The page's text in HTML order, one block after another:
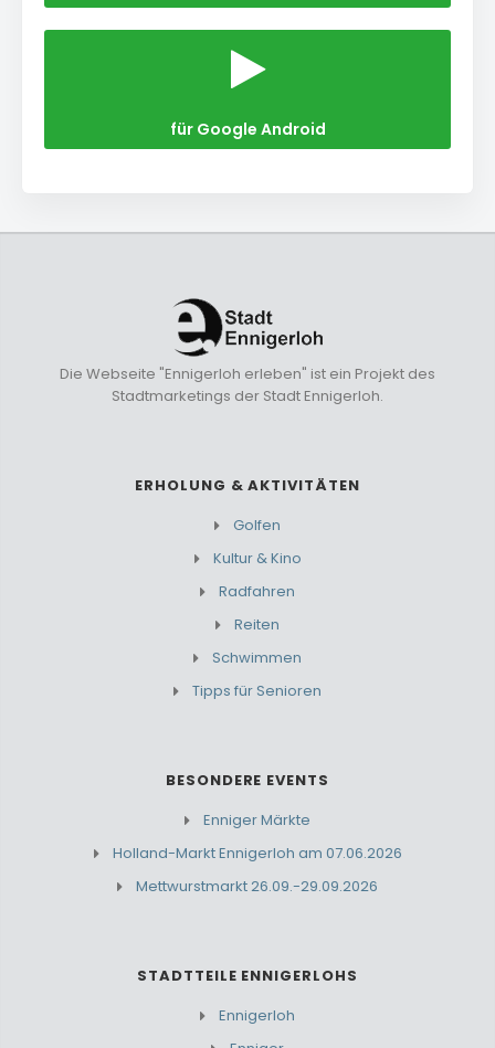
für Google Android
Die Webseite "Ennigerloh erleben" ist ein Projekt des
Stadtmarketings der Stadt Ennigerloh.
ERHOLUNG & AKTIVITÄTEN
Golfen
Kultur & Kino
Radfahren
Reiten
Schwimmen
Tipps für Senioren
BESONDERE EVENTS
Enniger Märkte
Holland-Markt Ennigerloh am 07.06.2026
Mettwurstmarkt 26.09.-29.09.2026
STADTTEILE ENNIGERLOHS
Ennigerloh